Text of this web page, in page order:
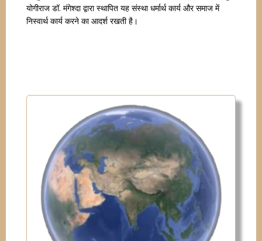
योगीराज डॉ. मंगेश्दा द्वारा स्थापित यह संस्था धर्मार्थ कार्य और समाज में
निस्वार्थ कार्य करने का आदर्श रखती है।